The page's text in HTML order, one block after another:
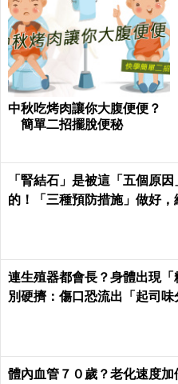
中秋吃烤肉讓你大腹便便？
簡單二招擺脫便秘
「腎結石」是被這「五個原
的！「三種預防措施」做好，
連生殖器都會長？身體出現「
別硬擠：傷口恐流出「起司味
體內血管７０歲？老化速度加